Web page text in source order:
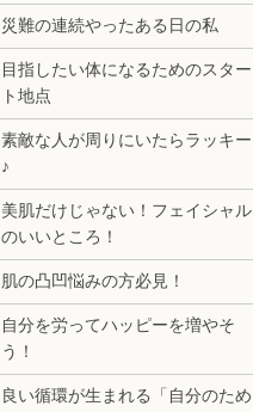
災難の連続やったある日の私
目指したい体になるためのスター
ト地点
素敵な人が周りにいたらラッキー
♪
美肌だけじゃない！フェイシャル
のいいところ！
肌の凸凹悩みの方必見！
自分を労ってハッピーを増やそ
う！
良い循環が生まれる「自分のため